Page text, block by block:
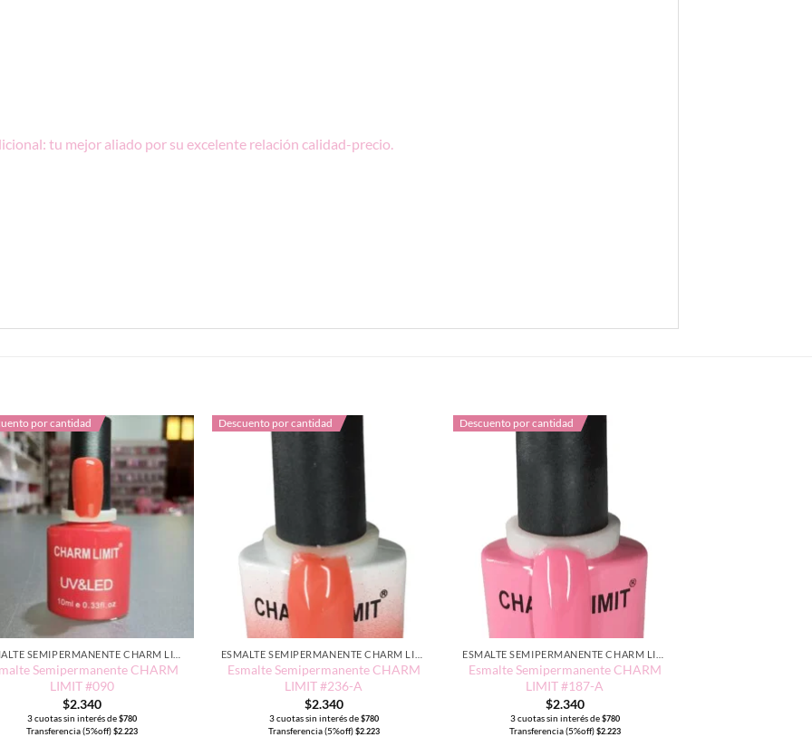
tu mejor aliado por su excelente relación calidad-precio.
por cantidad
Semipermanente CHARM
LIMIT #090
$2.340
3 cuotas sin interés de$780
Transferencia (5%off)$2.223
Descuento por cantidad
Esmalte Semipermanente CHARM
LIMIT #236-A
$2.340
3 cuotas sin interés de$780
Transferencia (5%off)$2.223
Descuento por cantidad
Esmalte Semipermanente CHARM
LIMIT #187-A
$2.340
3 cuotas sin interés de$780
Transferencia (5%off)$2.223